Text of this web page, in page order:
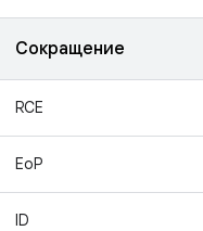
Сокращение
RCE
EoP
ID